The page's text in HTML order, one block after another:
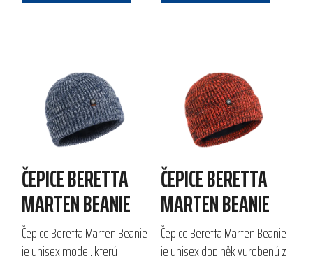
ČEPICE BERETTA
MARTEN BEANIE
Čepice Beretta Marten Beanie
je unisex model, který
ČEPICE BERETTA
MARTEN BEANIE
Čepice Beretta Marten Beanie
je unisex doplněk vyrobený z